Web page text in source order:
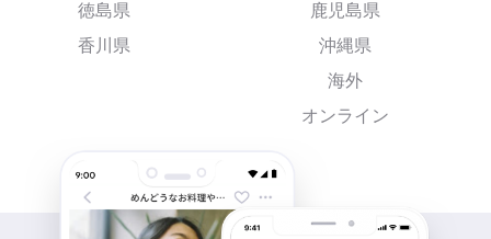
徳島県
香川県
鹿児島県
沖縄県
海外
オンライン